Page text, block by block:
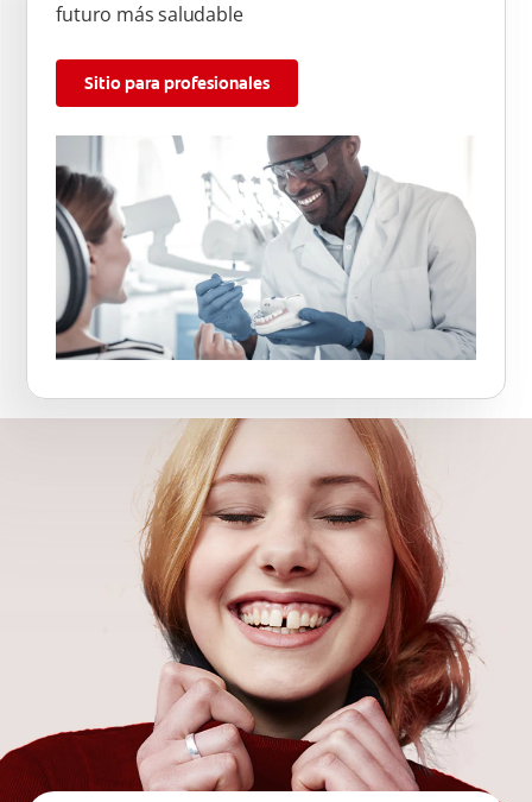
futuro más saludable
Sitio para profesionales